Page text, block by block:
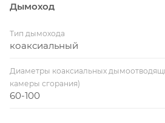
Дымоход
Тип дымохода
коаксиальный
Диаметры коаксиальных
камеры сгорания)
60-100